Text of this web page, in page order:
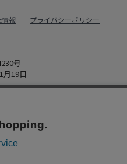
情報 プライバシーポリシー
号
19日
by Watahan Partners Co., Ltd.